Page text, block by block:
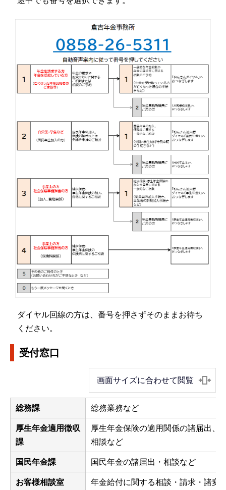
ダイヤル回線の方は、番号を押さずそのままお待ち
ください。
受付窓口
画面サイズに合わせて閲覧
総務課 総務業務など
厚生年金適用徴収
課
厚生年金保険の適用関係の諸届出、
相談など
国民年金課 国民年金の諸届出・相談など
お客様相談室
年金給付に関する相談・請求・諸変